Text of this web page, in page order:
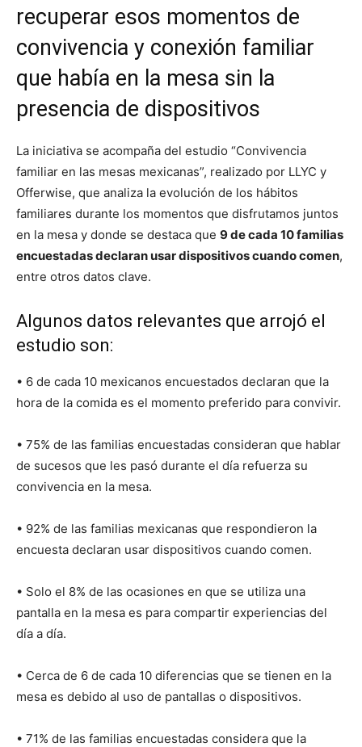
recuperar esos momentos de
convivencia y conexión familiar
que había en la mesa sin la
presencia de dispositivos
La iniciativa se acompaña del estudio “Convivencia
familiar en las mesas mexicanas”, realizado por LLYC y
Offerwise, que analiza la evolución de los hábitos
familiares durante los momentos que disfrutamos juntos
en la mesa y donde se destaca que 9 de cada 10 familias
encuestadas declaran usar dispositivos cuando comen,
entre otros datos clave.
Algunos datos relevantes que arrojó el
estudio son:
• 6 de cada 10 mexicanos encuestados declaran que la
hora de la comida es el momento preferido para convivir.
• 75% de las familias encuestadas consideran que hablar
de sucesos que les pasó durante el día refuerza su
convivencia en la mesa.
• 92% de las familias mexicanas que respondieron la
encuesta declaran usar dispositivos cuando comen.
• Solo el 8% de las ocasiones en que se utiliza una
pantalla en la mesa es para compartir experiencias del
día a día.
• Cerca de 6 de cada 10 diferencias que se tienen en la
mesa es debido al uso de pantallas o dispositivos.
• 71% de las familias encuestadas considera que la